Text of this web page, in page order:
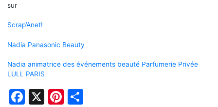
sur
Scrap’Anet!
Nadia Panasonic Beauty
Nadia animatrice des événements beauté Parfumerie Privée
LULL PARIS
Facebook
X Pinterest